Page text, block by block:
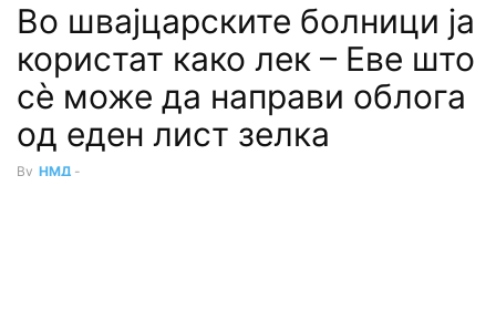
Во швајцарските болници ја
користат како лек – Еве што
сè може да направи облога
од еден лист зелка
By НМД -